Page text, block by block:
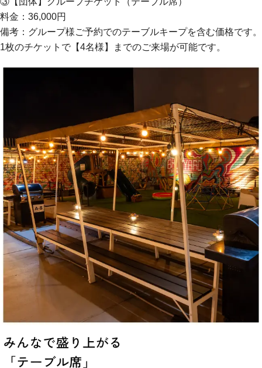
料金：36,000円
備考：グループ様ご予約でのテーブルキープを含む価格です。
1枚のチケットで【4名様】までのご来場が可能です。